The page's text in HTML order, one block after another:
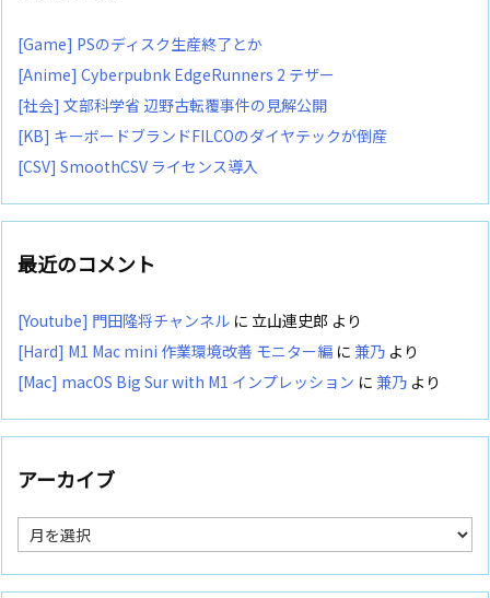
[Game] PSのディスク生産終了とか
[Anime] Cyberpubnk EdgeRunners 2 テザー
[社会] 文部科学省 辺野古転覆事件の見解公開
[KB] キーボードブランドFILCOのダイヤテックが倒産
[CSV] SmoothCSV ライセンス導入
最近のコメント
[Youtube] 門田隆将チャンネル に 立山連史郎 より
[Hard] M1 Mac mini 作業環境改善 モニター編 に 兼乃 より
[Mac] macOS Big Sur with M1 インプレッション に 兼乃 より
アーカイブ
ア
ー
カ
イ